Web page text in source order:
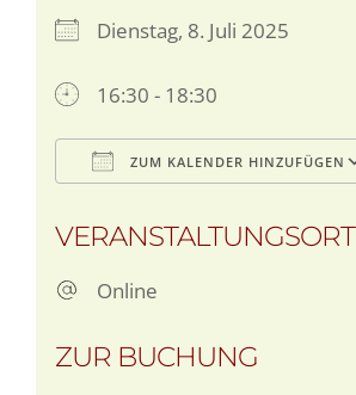
Dienstag, 8. Juli 2025
16:30 - 18:30
ZUM KALENDER HINZUFÜGEN
VERANSTALTUNGSORT
Online
ZUR BUCHUNG